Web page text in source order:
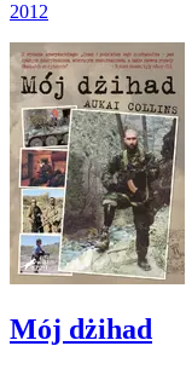
2012
Mój dżihad